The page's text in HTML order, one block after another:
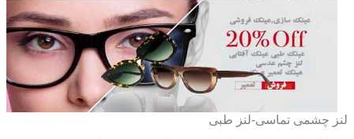
لنز چشمی تماسی-لنز طبی